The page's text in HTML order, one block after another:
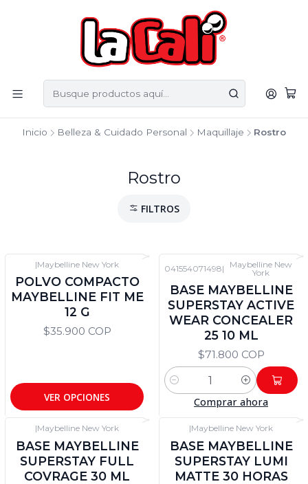
Inicio Belleza & Cuidado Personal Maquillaje Rostro
Rostro
FILTROS
|Maybelline New York
POLVO COMPACTO
MAYBELLINE FIT ME
12 G
$35.900 COP
VER OPCIONES
041554071498|
Maybelline New
York
BASE MAYBELLINE
SUPERSTAY ACTIVE
WEAR CONCEALER
25 10 ML
$71.800 COP
Cantidad
Comprar ahora
|Maybelline New York
BASE MAYBELLINE
SUPERSTAY FULL
COVRAGE 30 ML
|Maybelline New York
BASE MAYBELLINE
SUPERSTAY LUMI
MATTE 30 HORAS